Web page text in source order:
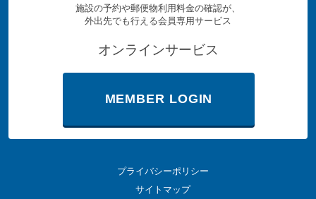
施設の予約や郵便物利用料金の確認が、
外出先でも行える会員専用サービス
オンラインサービス
MEMBER LOGIN
プライバシーポリシー
サイトマップ